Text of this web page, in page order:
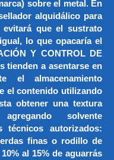
sobre el metal. En
alquidálico para
que el sustrato
lo que opacaría el
Y CONTROL DE
tienden a asentarse en
el almacenamiento
el contenido utilizando
obtener una textura
solvente
técnicos autorizados:
finas o rodillo de
al 15% de aguarrás